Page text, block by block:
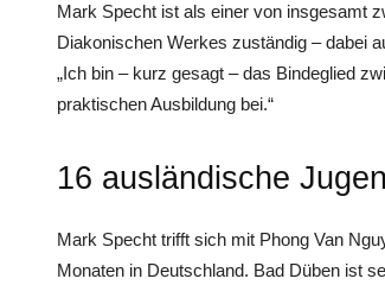
Mark Specht ist als einer von insgesamt
Diakonischen Werkes zuständig – dabei
„Ich bin – kurz gesagt – das Bindeglied
praktischen Ausbildung bei.“
16 ausländische
Mark Specht trifft sich mit Phong Van
Monaten in Deutschland. Bad Düben ist